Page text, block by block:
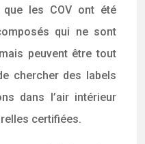
les COV ont été
qui ne sont
peuvent être tout
chercher des labels
dans l’air intérieur
certifiées.